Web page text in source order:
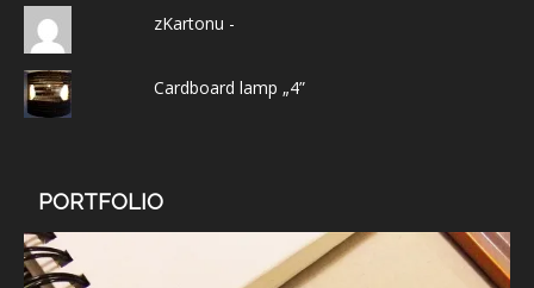
zKartonu -
Cardboard lamp „4”
PORTFOLIO